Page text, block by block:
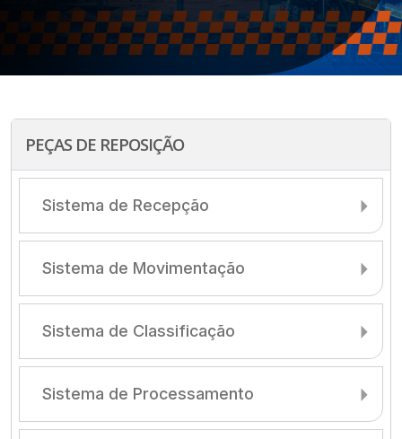
PEÇAS DE REPOSIÇÃO
Sistema de Recepção
Sistema de Movimentação
Sistema de Classificação
Sistema de Processamento